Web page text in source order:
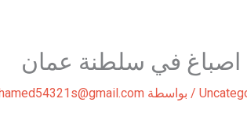
في سلطنة عمان
/ بواسطة